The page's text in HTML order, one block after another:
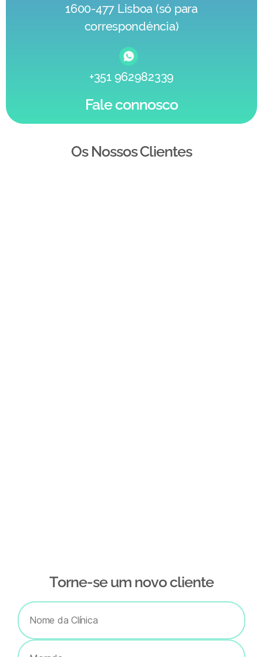
1600-477 Lisboa (só para
correspondéncia)
+351 962982339
Fale connosco
Os Nossos Clientes
Тorne-se um novo cliente